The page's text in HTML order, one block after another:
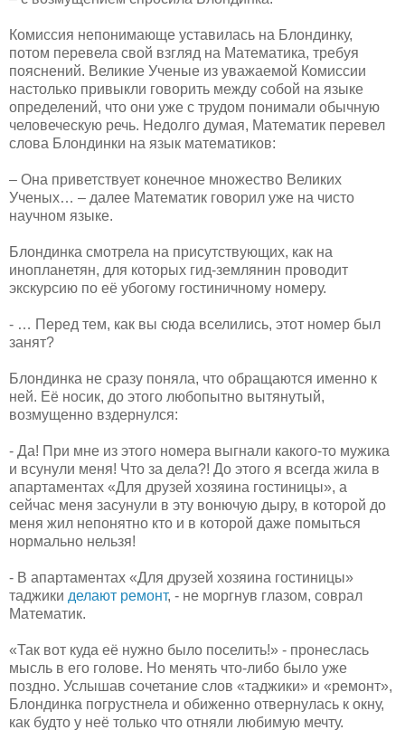
Комиссия непонимающе уставилась на Блондинку,
потом перевела свой взгляд на Математика, требуя
пояснений. Великие Ученые из уважаемой Комиссии
настолько привыкли говорить между собой на языке
определений, что они уже с трудом понимали обычную
человеческую речь. Недолго думая, Математик перевел
слова Блондинки на язык математиков:
– Она приветствует конечное множество Великих
Ученых… – далее Математик говорил уже на чисто
научном языке.
Блондинка смотрела на присутствующих, как на
инопланетян, для которых гид-землянин проводит
экскурсию по её убогому гостиничному номеру.
- … Перед тем, как вы сюда вселились, этот номер был
занят?
Блондинка не сразу поняла, что обращаются именно к
ней. Её носик, до этого любопытно вытянутый,
возмущенно вздернулся:
- Да! При мне из этого номера выгнали какого-то мужика
и всунули меня! Что за дела?! До этого я всегда жила в
апартаментах «Для друзей хозяина гостиницы», а
сейчас меня засунули в эту вонючую дыру, в которой до
меня жил непонятно кто и в которой даже помыться
нормально нельзя!
- В апартаментах «Для друзей хозяина гостиницы»
таджики делают ремонт, - не моргнув глазом, соврал
Математик.
«Так вот куда её нужно было поселить!» - пронеслась
мысль в его голове. Но менять что-либо было уже
поздно. Услышав сочетание слов «таджики» и «ремонт»,
Блондинка погрустнела и обиженно отвернулась к окну,
как будто у неё только что отняли любимую мечту.